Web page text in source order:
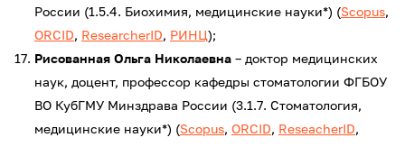
России (1.5.4. Биохимия, медицинские науки*) (Scopus,
ORCID, ResearcherID, РИНЦ);
Рисованная Ольга Николаевна – доктор медицинских
наук, доцент, профессор кафедры стоматологии ФГБОУ
ВО КубГМУ Минздрава России (3.1.7. Стоматология,
медицинские науки*) (Scopus, ORCID, ReseacherID,